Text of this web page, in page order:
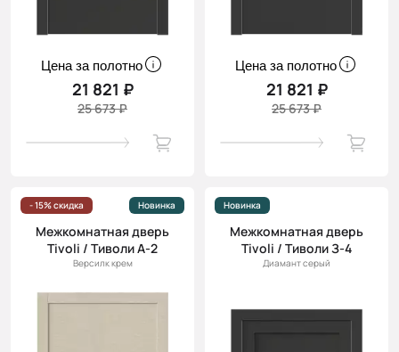
Цена за полотно
21 821 ₽
25 673 ₽
Цена за полотно
21 821 ₽
25 673 ₽
- 15% скидка Новинка
Межкомнатная дверь
Tivoli / Тиволи А-2
Версилк крем
Новинка
Межкомнатная дверь
Tivoli / Тиволи З-4
Диамант серый